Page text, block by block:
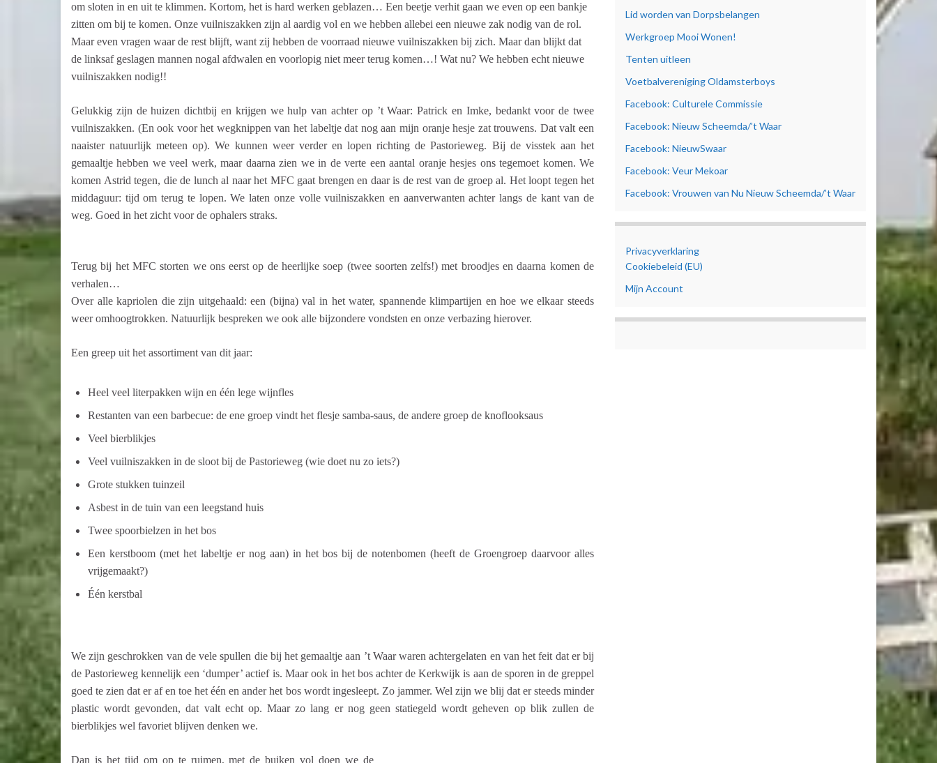
om sloten in en uit te klimmen. Kortom, het is hard werken geblazen… Een beetje verhit gaan we even op een bankje
zitten om bij te komen. Onze vuilniszakken zijn al aardig vol en we hebben allebei een nieuwe zak nodig van de rol.
Maar even vragen waar de rest blijft, want zij hebben de voorraad nieuwe vuilniszakken bij zich. Maar dan blijkt dat
de linksaf geslagen mannen nogal afdwalen en voorlopig niet meer terug komen…! Wat nu? We hebben echt nieuwe
vuilniszakken nodig!!
Gelukkig zijn de huizen dichtbij en krijgen we hulp van achter op ’t Waar: Patrick en Imke, bedankt voor de twee
vuilniszakken. (En ook voor het wegknippen van het labeltje dat nog aan mijn oranje hesje zat trouwens. Dat valt een
naaister natuurlijk meteen op). We kunnen weer verder en lopen richting de Pastorieweg. Bij de visstek aan het
gemaaltje hebben we veel werk, maar daarna zien we in de verte een aantal oranje hesjes ons tegemoet komen. We
komen Astrid tegen, die de lunch al naar het MFC gaat brengen en daar is de rest van de groep al. Het loopt tegen het
middaguur: tijd om terug te lopen. We laten onze volle vuilniszakken en aanverwanten achter langs de kant van de
weg. Goed in het zicht voor de ophalers straks.
Terug bij het MFC storten we ons eerst op de heerlijke soep (twee soorten zelfs!) met broodjes en daarna komen de
verhalen…
Over alle kapriolen die zijn uitgehaald: een (bijna) val in het water, spannende klimpartijen en hoe we elkaar steeds
weer omhoogtrokken. Natuurlijk bespreken we ook alle bijzondere vondsten en onze verbazing hierover.
Een greep uit het assortiment van dit jaar:
Heel veel literpakken wijn en één lege wijnfles
Restanten van een barbecue: de ene groep vindt het flesje samba-saus, de andere groep de knoflooksaus
Veel bierblikjes
Veel vuilniszakken in de sloot bij de Pastorieweg (wie doet nu zo iets?)
Grote stukken tuinzeil
Asbest in de tuin van een leegstand huis
Twee spoorbielzen in het bos
Een kerstboom (met het labeltje er nog aan) in het bos bij de notenbomen (heeft de Groengroep daarvoor alles
vrijgemaakt?)
Één kerstbal
We zijn geschrokken van de vele spullen die bij het gemaaltje aan ’t Waar waren achtergelaten en van het feit dat er bij
de Pastorieweg kennelijk een ‘dumper’ actief is. Maar ook in het bos achter de Kerkwijk is aan de sporen in de greppel
goed te zien dat er af en toe het één en ander het bos wordt ingesleept. Zo jammer. Wel zijn we blij dat er steeds minder
plastic wordt gevonden, dat valt echt op. Maar zo lang er nog geen statiegeld wordt geheven op blik zullen de
bierblikjes wel favoriet blijven denken we.
Dan is het tijd om op te ruimen, met de buiken vol doen we de
Lid worden van Dorpsbelangen
Werkgroep Mooi Wonen!
Tenten uitleen
Voetbalvereniging Oldamsterboys
Facebook: Culturele Commissie
Facebook: Nieuw Scheemda/’t Waar
Facebook: NieuwSwaar
Facebook: Veur Mekoar
Facebook: Vrouwen van Nu Nieuw Scheemda/’t Waar
Privacyverklaring
Cookiebeleid (EU)
Mijn Account